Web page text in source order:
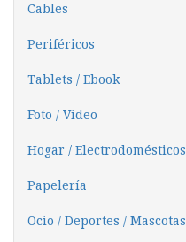
Cables
Periféricos
Tablets / Ebook
Foto / Video
Hogar / Electrodomésticos
Papelería
Ocio / Deportes / Mascotas